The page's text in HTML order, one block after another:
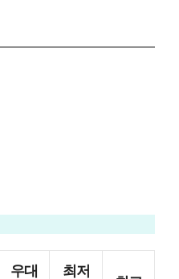
우대 최저